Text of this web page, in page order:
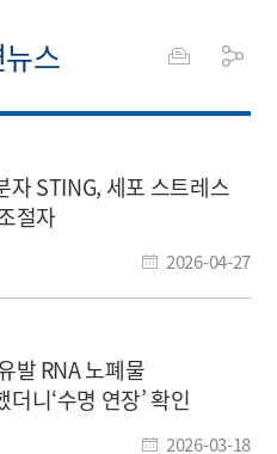
스
자 STING, 세포 스트레스
절자
2026-04-27
발 RNA 노폐물
더니‘수명 연장’ 확인
2026-03-18